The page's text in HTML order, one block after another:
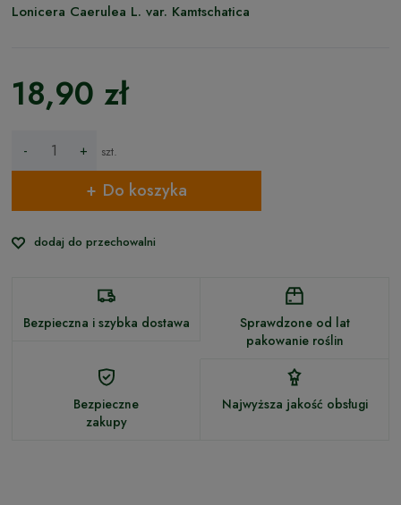
Lonicera Caerulea L. var. Kamtschatica
18,90 zł
- + szt.
Do koszyka
dodaj do przechowalni
Bezpieczna i szybka dostawa
Sprawdzone od lat
pakowanie roślin
Bezpieczne
zakupy
Najwyższa jakość obsługi